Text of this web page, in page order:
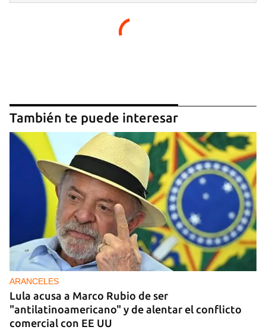
También te puede interesar
ARANCELES
Lula acusa a Marco Rubio de ser
"antilatinoamericano" y de alentar el conflicto
comercial con EE UU